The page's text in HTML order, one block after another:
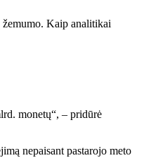
Kaip analitikai
monetų“, – pridūrė
nepaisant pastarojo meto